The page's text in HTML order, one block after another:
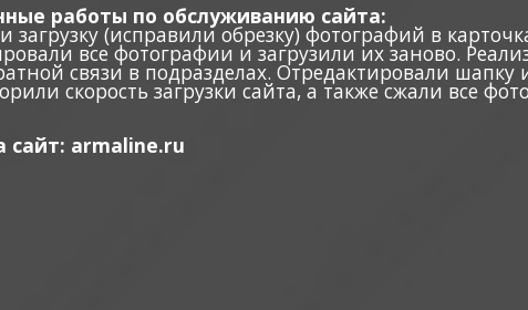
работы по обслуживанию сайта:
загрузку (исправили обрезку) фотографий в
все фотографии и загрузили их заново.
связи в подразделах. Отредактировали шапку
скорость загрузки сайта, а также сжали все
сайт: armaline.ru